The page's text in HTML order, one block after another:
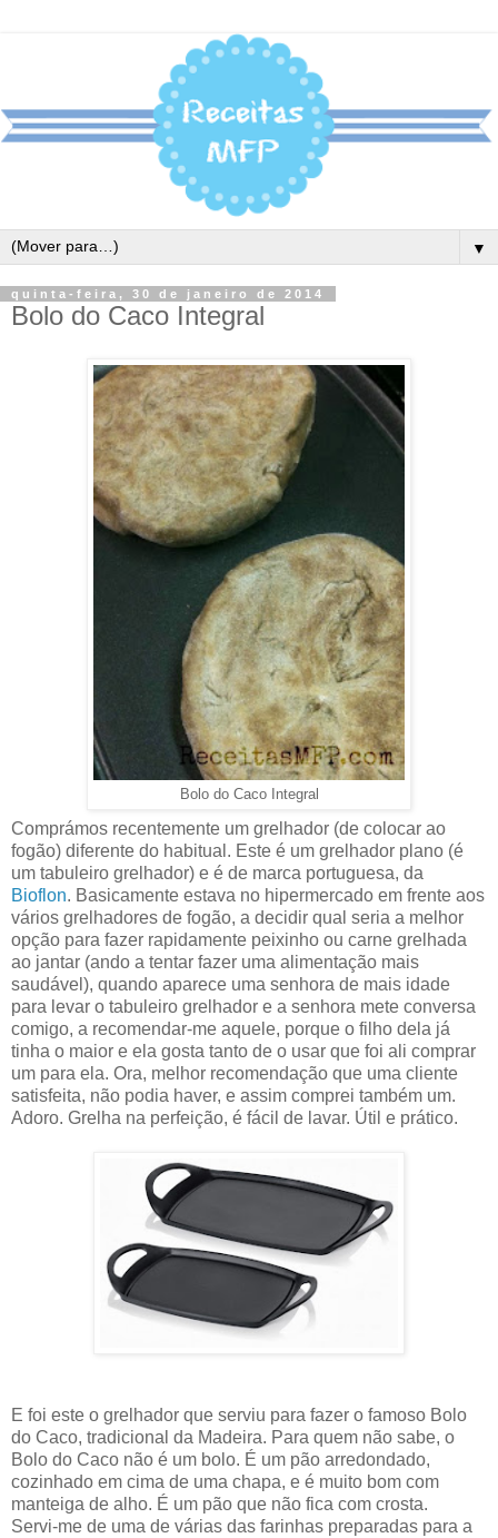
▼
quinta-feira, 30 de janeiro de 2014
Bolo do Caco Integral
Bolo do Caco Integral
Comprámos recentemente um grelhador (de colocar ao
fogão) diferente do habitual. Este é um grelhador plano (é
um tabuleiro grelhador) e é de marca portuguesa, da
Bioflon. Basicamente estava no hipermercado em frente aos
vários grelhadores de fogão, a decidir qual seria a melhor
opção para fazer rapidamente peixinho ou carne grelhada
ao jantar (ando a tentar fazer uma alimentação mais
saudável), quando aparece uma senhora de mais idade
para levar o tabuleiro grelhador e a senhora mete conversa
comigo, a recomendar-me aquele, porque o filho dela já
tinha o maior e ela gosta tanto de o usar que foi ali comprar
um para ela. Ora, melhor recomendação que uma cliente
satisfeita, não podia haver, e assim comprei também um.
Adoro. Grelha na perfeição, é fácil de lavar. Útil e prático.
E foi este o grelhador que serviu para fazer o famoso Bolo
do Caco, tradicional da Madeira. Para quem não sabe, o
Bolo do Caco não é um bolo. É um pão arredondado,
cozinhado em cima de uma chapa, e é muito bom com
manteiga de alho. É um pão que não fica com crosta.
Servi-me de uma de várias das farinhas preparadas para a